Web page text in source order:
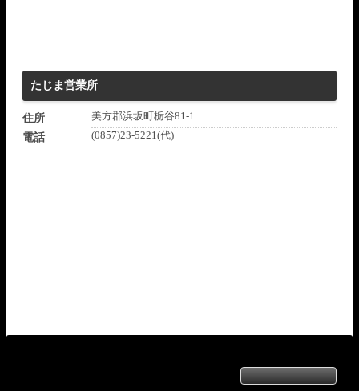
たじま営業所
住所
美方郡浜坂町栃谷81-1
電話
(0857)23-5221(代)